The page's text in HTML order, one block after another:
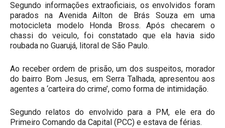
Segundo informações extraoficiais, os envolvidos foram
parados na Avenida Ailton de Brás Souza em uma
motocicleta modelo Honda Bross. Após checarem o
chassi do veiculo, foi constatado que ela havia sido
roubada no Guarujá, litoral de São Paulo.
Ao receber ordem de prisão, um dos suspeitos, morador
do bairro Bom Jesus, em Serra Talhada, apresentou aos
agentes a ‘carteira do crime’, como forma de intimidação.
Segundo relatos do envolvido para a PM, ele era do
Primeiro Comando da Capital (PCC) e estava de férias.